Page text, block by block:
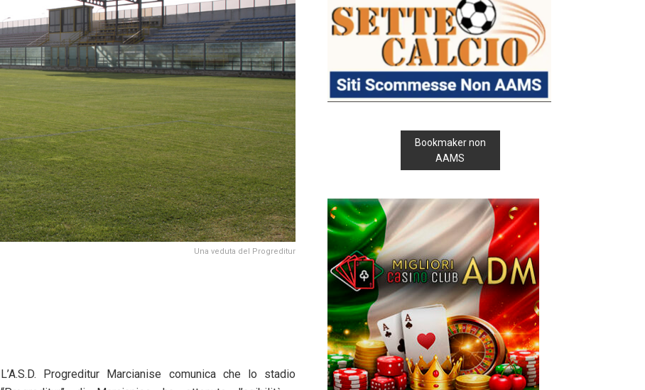
Una veduta del Progreditur
L’A.S.D. Progreditur Marcianise comunica che lo stadio
Bookmaker non
AAMS